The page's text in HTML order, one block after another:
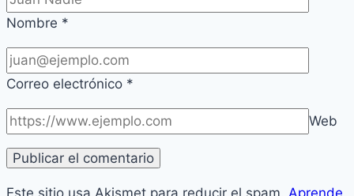
Nombre *
Correo electrónico *
Web